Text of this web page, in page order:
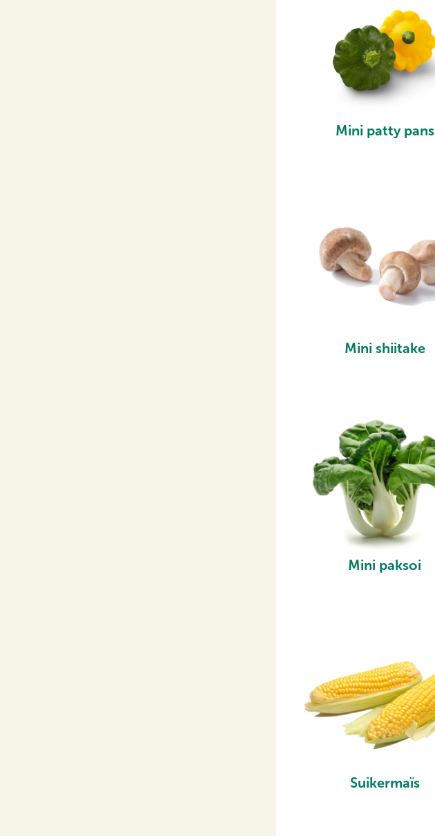
Mini patty pans
Mini shiitake
Mini paksoi
Suikermaïs